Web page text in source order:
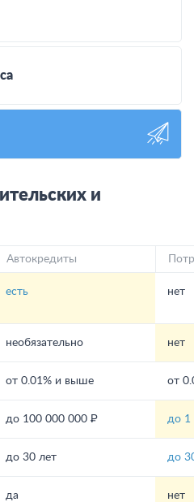
и
Автокредиты
есть нет
необязательно нет
от 0.01% и выше от
до 100 000 000 ₽ до 1
до 30 лет до
да нет